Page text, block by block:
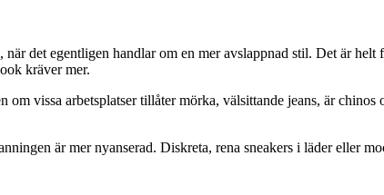
det egentligen handlar om en mer avslappnad stil. Det är
kräver mer.
vissa arbetsplatser tillåter mörka, välsittande jeans, är
är mer nyanserad. Diskreta, rena sneakers i läder eller